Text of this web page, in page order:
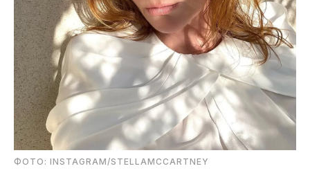
ФОТО: INSTAGRAM/STELLAMCCARTNEY